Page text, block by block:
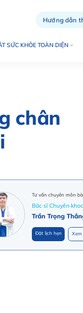
Hướng dẫn
SỨC KHỎE TOÀN DIỆN
chân
Tư vấn chuyên môn
Bác sĩ Chuyên
Trần Trọng
Đặt lịch hẹn